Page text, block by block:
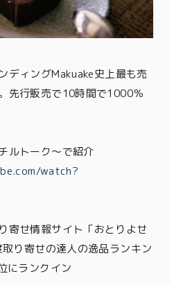
ディングMakuake史上最も売
先行販売で10時間で1000％
ルトーク〜で紹介
watch?
寄せ情報サイト「おとりよせ
り寄せの達人の逸品ランキン
にランクイン